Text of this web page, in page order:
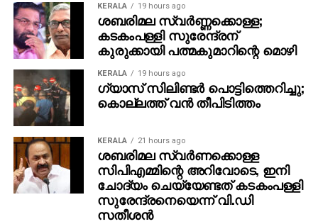
KERALA 19 hours ago
ശബരിമല സ്വര്‍ണ്ണക്കൊള്ള;
കടകംപള്ളി സുരേന്ദ്രന്
കുരുക്കായി പത്മകുമാറിന്റെ മൊഴി
KERALA 19 hours ago
ഗ്യാസ് സിലിണ്ടര്‍ പൊട്ടിത്തെറിച്ചു;
കൊല്ലത്ത് വന്‍ തീപിടിത്തം
KERALA 21 hours ago
ശബരിമല സ്വര്‍ണക്കൊള്ള
സിപിഎമ്മിന്റെ അറിവോടെ, ഇനി
ചോദ്യം ചെയ്യേണ്ടത് കടകംപള്ളി
സുരേന്ദ്രനെയെന്ന് വി.ഡി
സതീശന്‍